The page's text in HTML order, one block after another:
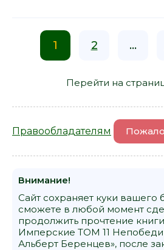
1 2 ...
Перейти на
Правообладателям
Внимание!
Сайт сохраняет куки вашего
сможете в любой момент
продолжить прочтение
Имперские ТОМ 11
Альберт Беренцев», после